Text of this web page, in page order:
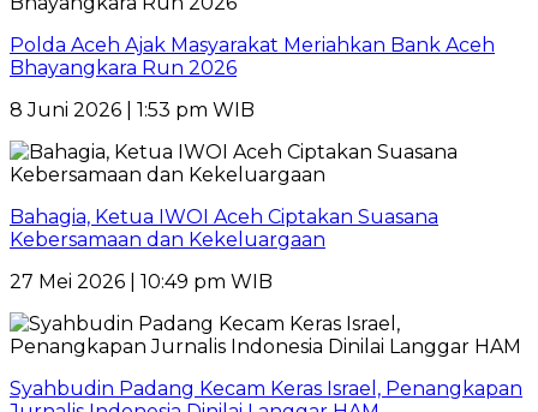
Polda Aceh Ajak Masyarakat Meriahkan Bank Aceh
Bhayangkara Run 2026
8 Juni 2026 | 1:53 pm WIB
Bahagia, Ketua IWOI Aceh Ciptakan Suasana
Kebersamaan dan Kekeluargaan
27 Mei 2026 | 10:49 pm WIB
Syahbudin Padang Kecam Keras Israel, Penangkapan